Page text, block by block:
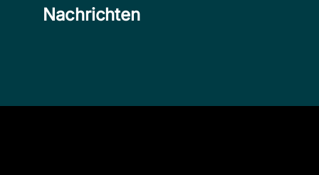
Nachrichten